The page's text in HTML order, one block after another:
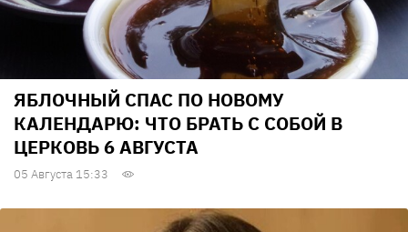
ЯБЛОЧНЫЙ СПАС ПО НОВОМУ
КАЛЕНДАРЮ: ЧТО БРАТЬ С СОБОЙ В
ЦЕРКОВЬ 6 АВГУСТА
05 Августа 15:33